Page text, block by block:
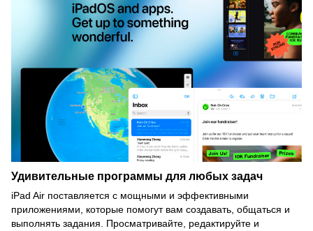
Удивительные программы для любых задач
iPad Air поставляется с мощными и эффективными
приложениями, которые помогут вам создавать, общаться и
выполнять задания. Просматривайте, редактируйте и